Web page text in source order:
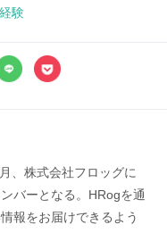
験
、株式会社フロッグに
バーとなる。HRogを通
報をお届けできるよう